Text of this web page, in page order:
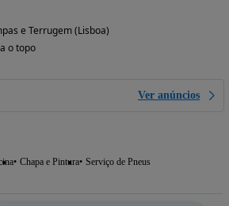
e Terrugem (Lisboa)
o topo
Ver anúncios
Chapa e Pintura Serviço de Pneus